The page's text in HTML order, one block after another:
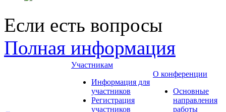
Если есть вопросы
Полная информация
Участникам
Информация для
участников
Регистрация
участников
О конференции
Основные
направления
работы